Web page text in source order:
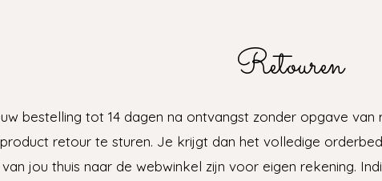
Retouren
bestelling tot 14 dagen na ontvangst zonder opgave van
retour te sturen. Je krijgt dan het volledige
jou thuis naar de webwinkel zijn voor eigen rekening.